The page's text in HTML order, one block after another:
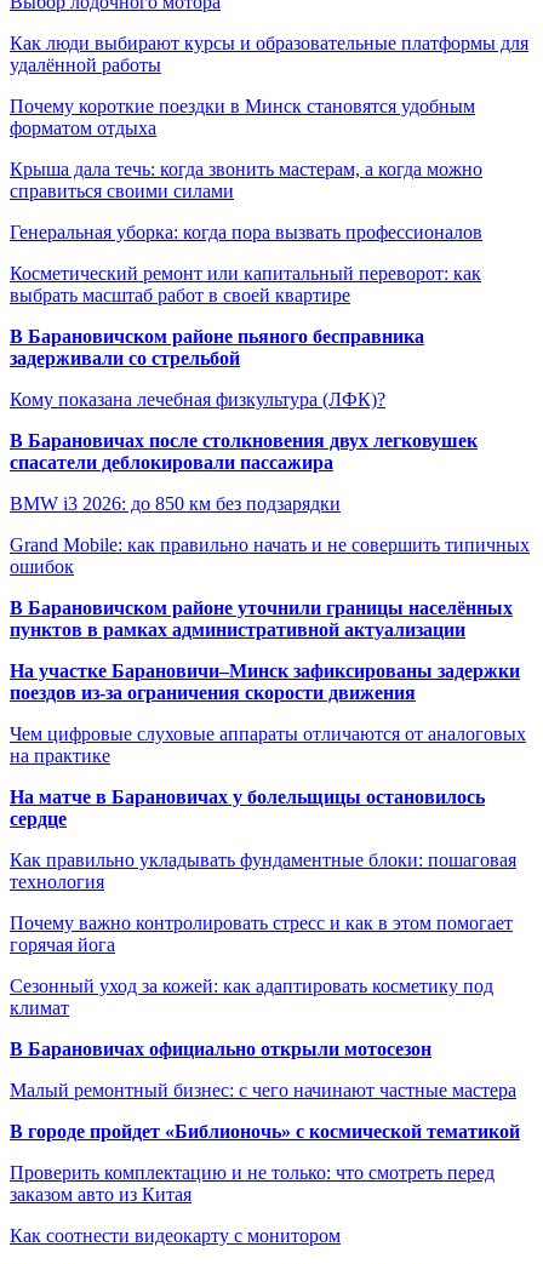
Как люди выбирают курсы и образовательные платформы для
удалённой работы
Почему короткие поездки в Минск становятся удобным
форматом отдыха
Крыша дала течь: когда звонить мастерам, а когда можно
справиться своими силами
Генеральная уборка: когда пора вызвать профессионалов
Косметический ремонт или капитальный переворот: как
выбрать масштаб работ в своей квартире
В Барановичском районе пьяного бесправника
задерживали со стрельбой
Кому показана лечебная физкультура (ЛФК)?
В Барановичах после столкновения двух легковушек
спасатели деблокировали пассажира
BMW i3 2026: до 850 км без подзарядки
Grand Mobile: как правильно начать и не совершить типичных
ошибок
В Барановичском районе уточнили границы населённых
пунктов в рамках административной актуализации
На участке Барановичи–Минск зафиксированы задержки
поездов из-за ограничения скорости движения
Чем цифровые слуховые аппараты отличаются от аналоговых
на практике
На матче в Барановичах у болельщицы остановилось
сердце
Как правильно укладывать фундаментные блоки: пошаговая
технология
Почему важно контролировать стресс и как в этом помогает
горячая йога
Сезонный уход за кожей: как адаптировать косметику под
климат
В Барановичах официально открыли мотосезон
Малый ремонтный бизнес: с чего начинают частные мастера
В городе пройдет «Библионочь» с космической тематикой
Проверить комплектацию и не только: что смотреть перед
заказом авто из Китая
Как соотнести видеокарту с монитором